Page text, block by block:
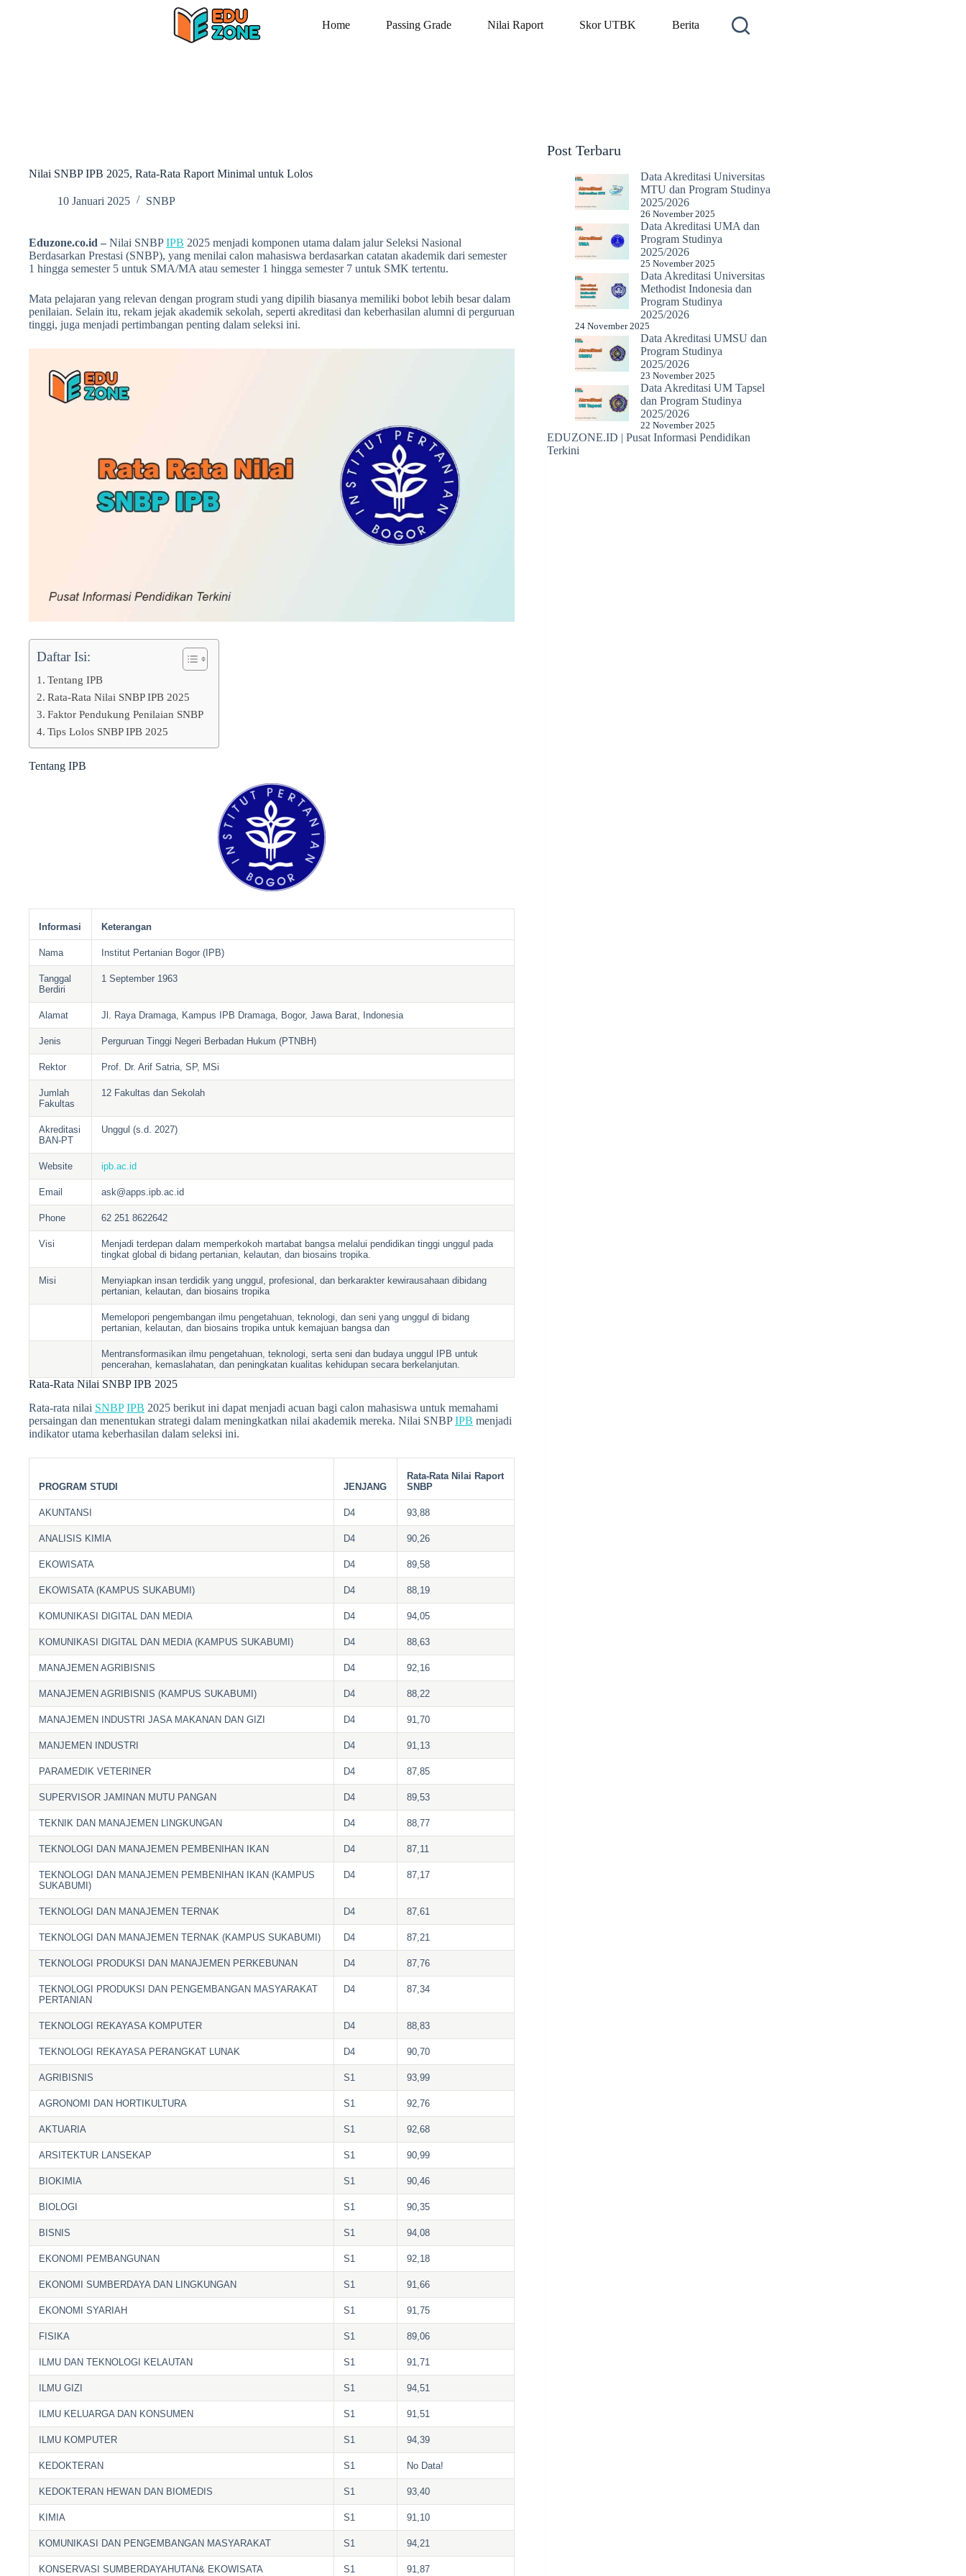
Home Passing Grade Nilai Raport Skor UTBK Berita
Nilai SNBP IPB 2025, Rata-Rata Raport Minimal untuk Lolos
10 Januari 2025 SNBP
Eduzone.co.id – Nilai SNBPIPB 2025 menjadi komponen utama dalam jalur Seleksi Nasional
Berdasarkan Prestasi (SNBP), yang menilai calon mahasiswa berdasarkan catatan akademik dari semester
1 hingga semester 5 untuk SMA/MA atau semester 1 hingga semester 7 untuk SMK tertentu.
Mata pelajaran yang relevan dengan program studi yang dipilih biasanya memiliki bobot lebih besar dalam
penilaian. Selain itu, rekam jejak akademik sekolah, seperti akreditasi dan keberhasilan alumni di perguruan
tinggi, juga menjadi pertimbangan penting dalam seleksi ini.
Daftar Isi:
Tentang IPB
Rata-Rata Nilai SNBP IPB 2025
Faktor Pendukung Penilaian SNBP
Tips Lolos SNBP IPB 2025
Tentang IPB
Informasi Keterangan
Nama Institut Pertanian Bogor (IPB)
Tanggal
Berdiri
1 September 1963
Alamat Jl. Raya Dramaga, Kampus IPB Dramaga, Bogor, Jawa Barat, Indonesia
Jenis Perguruan Tinggi Negeri Berbadan Hukum (PTNBH)
Rektor Prof. Dr. Arif Satria, SP, MSi
Jumlah
Fakultas
12 Fakultas dan Sekolah
Akreditasi
BAN-PT
Unggul (s.d. 2027)
Website ipb.ac.id
Email ask@apps.ipb.ac.id
Phone 62 251 8622642
Visi
Menjadi terdepan dalam memperkokoh martabat bangsa melalui pendidikan tinggi unggul pada
tingkat global di bidang pertanian, kelautan, dan biosains tropika.
Misi
Menyiapkan insan terdidik yang unggul, profesional, dan berkarakter kewirausahaan dibidang
pertanian, kelautan, dan biosains tropika
Memelopori pengembangan ilmu pengetahuan, teknologi, dan seni yang unggul di bidang
pertanian, kelautan, dan biosains tropika untuk kemajuan bangsa dan
Mentransformasikan ilmu pengetahuan, teknologi, serta seni dan budaya unggul IPB untuk
pencerahan, kemaslahatan, dan peningkatan kualitas kehidupan secara berkelanjutan.
Rata-Rata Nilai SNBP IPB 2025
Rata-rata nilai SNBP IPB 2025 berikut ini dapat menjadi acuan bagi calon mahasiswa untuk memahami
persaingan dan menentukan strategi dalam meningkatkan nilai akademik mereka. Nilai SNBPIPB menjadi
indikator utama keberhasilan dalam seleksi ini.
PROGRAM STUDI JENJANG
Rata-Rata Nilai Raport
SNBP
AKUNTANSI D4 93,88
ANALISIS KIMIA D4 90,26
EKOWISATA D4 89,58
EKOWISATA (KAMPUS SUKABUMI) D4 88,19
KOMUNIKASI DIGITAL DAN MEDIA D4 94,05
KOMUNIKASI DIGITAL DAN MEDIA (KAMPUS SUKABUMI) D4 88,63
MANAJEMEN AGRIBISNIS D4 92,16
MANAJEMEN AGRIBISNIS (KAMPUS SUKABUMI) D4 88,22
MANAJEMEN INDUSTRI JASA MAKANAN DAN GIZI D4 91,70
MANJEMEN INDUSTRI D4 91,13
PARAMEDIK VETERINER D4 87,85
SUPERVISOR JAMINAN MUTU PANGAN D4 89,53
TEKNIK DAN MANAJEMEN LINGKUNGAN D4 88,77
TEKNOLOGI DAN MANAJEMEN PEMBENIHAN IKAN D4 87,11
TEKNOLOGI DAN MANAJEMEN PEMBENIHAN IKAN (KAMPUS
SUKABUMI)
D4 87,17
TEKNOLOGI DAN MANAJEMEN TERNAK D4 87,61
TEKNOLOGI DAN MANAJEMEN TERNAK (KAMPUS SUKABUMI) D4 87,21
TEKNOLOGI PRODUKSI DAN MANAJEMEN PERKEBUNAN D4 87,76
TEKNOLOGI PRODUKSI DAN PENGEMBANGAN MASYARAKAT
PERTANIAN
D4 87,34
TEKNOLOGI REKAYASA KOMPUTER D4 88,83
TEKNOLOGI REKAYASA PERANGKAT LUNAK D4 90,70
AGRIBISNIS S1 93,99
AGRONOMI DAN HORTIKULTURA S1 92,76
AKTUARIA S1 92,68
ARSITEKTUR LANSEKAP S1 90,99
BIOKIMIA S1 90,46
BIOLOGI S1 90,35
BISNIS S1 94,08
EKONOMI PEMBANGUNAN S1 92,18
EKONOMI SUMBERDAYA DAN LINGKUNGAN S1 91,66
EKONOMI SYARIAH S1 91,75
FISIKA S1 89,06
ILMU DAN TEKNOLOGI KELAUTAN S1 91,71
ILMU GIZI S1 94,51
ILMU KELUARGA DAN KONSUMEN S1 91,51
ILMU KOMPUTER S1 94,39
KEDOKTERAN S1 No Data!
KEDOKTERAN HEWAN DAN BIOMEDIS S1 93,40
KIMIA S1 91,10
KOMUNIKASI DAN PENGEMBANGAN MASYARAKAT S1 94,21
KONSERVASI SUMBERDAYAHUTAN& EKOWISATA S1 91,87
Post Terbaru
Data Akreditasi Universitas
MTU dan Program Studinya
2025/2026
26 November 2025
Data Akreditasi UMA dan
Program Studinya
2025/2026
25 November 2025
Data Akreditasi Universitas
Methodist Indonesia dan
Program Studinya
2025/2026
24 November 2025
Data Akreditasi UMSU dan
Program Studinya
2025/2026
23 November 2025
Data Akreditasi UM Tapsel
dan Program Studinya
2025/2026
22 November 2025
EDUZONE.ID | Pusat Informasi Pendidikan
Terkini